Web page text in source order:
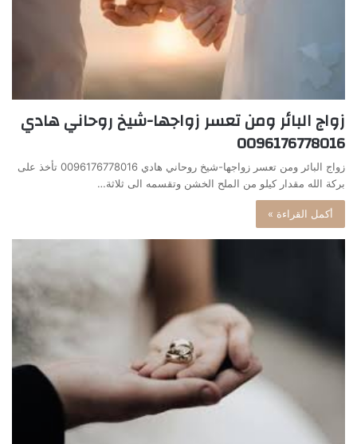
زواج البائر ومن تعسر زواجها-شيخ روحاني هادي
0096176778016
زواج البائر ومن تعسر زواجها-شيخ روحاني هادي 0096176778016 تأخذ على
بركة الله مقدار كيلو من الملح الخشن وتقسمه الى ثلاثة…
أكمل القراءة »